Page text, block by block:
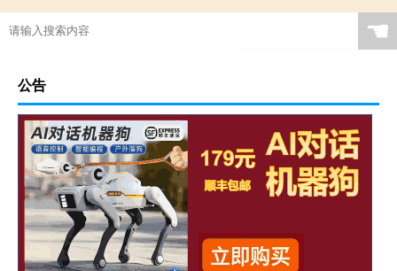
☚
公告